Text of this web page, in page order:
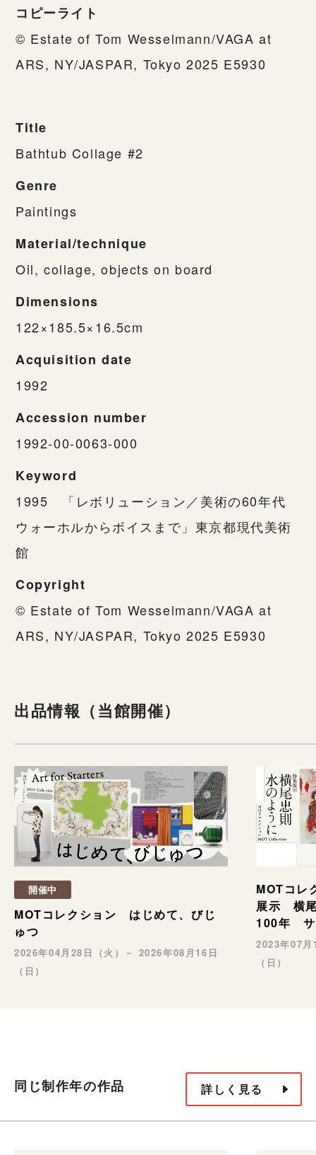
コピーライト
© Estate of Tom Wesselmann/VAGA at
ARS, NY/JASPAR, Tokyo 2025 E5930
Title
Bathtub Collage #2
Genre
Paintings
Material/technique
Oil, collage, objects on board
Dimensions
122×185.5×16.5cm
Acquisition date
1992
Accession number
1992-00-0063-000
Keyword
1995 「レボリューション／美術の60年代
ウォーホルからボイスまで」東京都現代美術
館
Copyright
© Estate of Tom Wesselmann/VAGA at
ARS, NY/JASPAR, Tokyo 2025 E5930
出品情報（当館開催）
開催中
MOTコレクション はじめて、びじ
ゅつ
2026年04月28日（火）－ 2026年08月16日
（日）
MOTコレ
展示 横
100年 サ
2023年07
（日）
同じ制作年の作品 詳しく見る